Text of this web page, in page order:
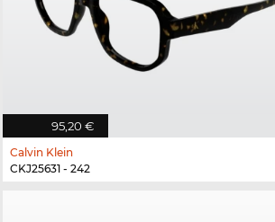
95,20 €
Calvin Klein
CKJ25631 - 242